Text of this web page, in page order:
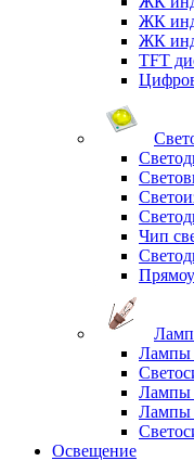
ЖК
ЖК
TFT
Чип
Лампы
Лампы
Лампы
Освещение